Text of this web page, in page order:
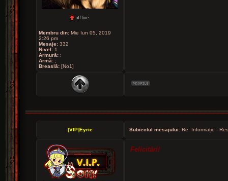
Membru din: Mie Iun 05, 2019
2:26 pm
Mesaje: 332
Nivel: 1
Armură: ;
Armă: ;
Breaslă: [No1]
[VIP]Eyrie Subiectul mesajului: Re: Informație -
Felicitări!